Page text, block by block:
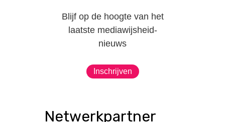
Blijf op de hoogte van het
laatste mediawijsheid-
nieuws
Inschrijven
Netwerkpartner